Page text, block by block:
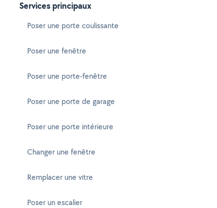
Services principaux
Poser une porte coulissante
Poser une fenêtre
Poser une porte-fenêtre
Poser une porte de garage
Poser une porte intérieure
Changer une fenêtre
Remplacer une vitre
Poser un escalier